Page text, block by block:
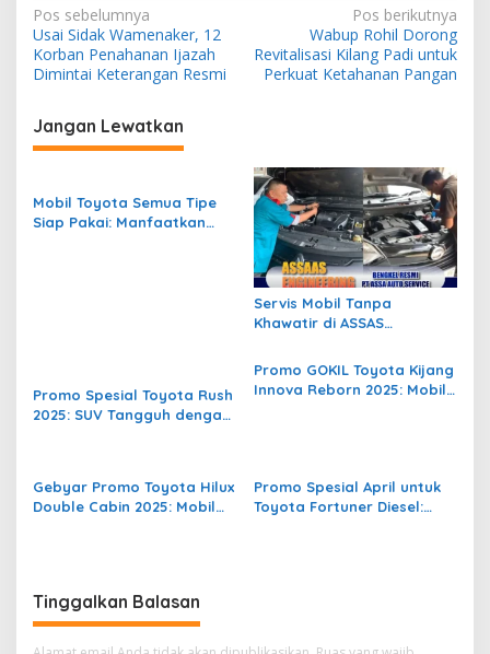
N
a
v
i
g
s
i
Pos sebelumnya
Usai Sidak Wamenaker, 12
Korban Penahanan Ijazah
Dimintai Keterangan Resmi
Pos berikutnya
Wabup Rohil Dorong
Revitalisasi Kilang Padi untuk
Perkuat Ketahanan Pangan
Jangan Lewatkan
Mobil Toyota Semua Tipe
Siap Pakai: Manfaatkan
Servis Mobil Tanpa
Khawatir di ASSAS
Handal PT Assa Auto
Service
Promo Spesial Toyota Rush
2025: SUV Tangguh dengan
Promo GOKIL Toyota Kijang
Innova Reborn 2025: Mobil
Gebyar Promo Toyota Hilux
Double Cabin 2025: Mobil
Promo Spesial April untuk
Toyota Fortuner Diesel:
Tinggalkan Balasan